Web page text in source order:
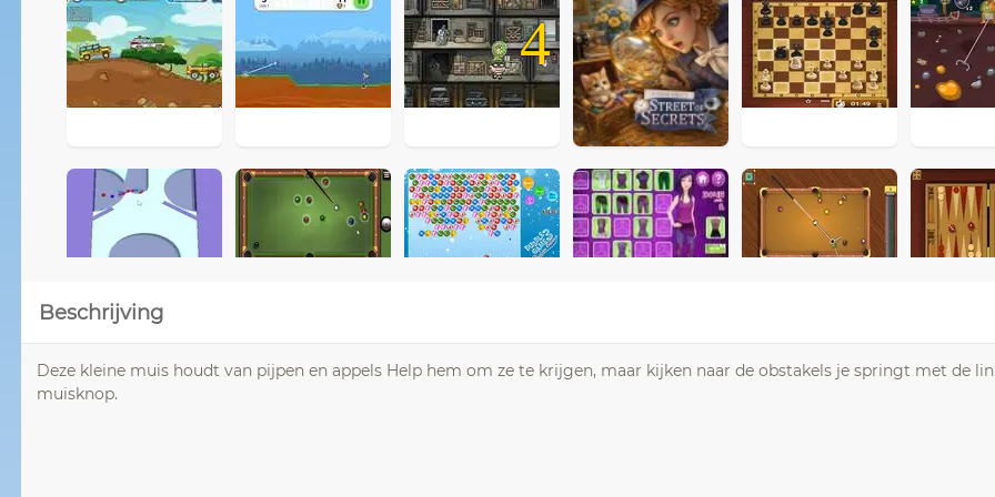
4
Beschrijving
Deze kleine muis houdt van pijpen en appels Help hem om ze te krijgen, maar kijken naar de obstakels je springt met de
muisknop.